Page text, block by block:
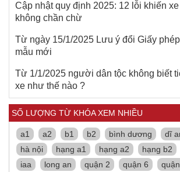
Cập nhật quy định 2025: 12 lỗi khiến
không chần chừ
Từ ngày 15/1/2025 Lưu ý đổi Giấy
mẫu mới
Từ 1/1/2025 người dân tộc không biết
xe như thế nào ?
SỐ LƯỢNG TỪ KHÓA XEM NHIỀU
a1 a2 b1 b2 bình dương dĩ
hà nội
hạng a1 hạng a2 hạng b2
iaa
long an quận 2 quận 6